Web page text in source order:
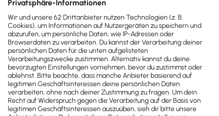
Einfache Bedienung ohne
Buchhaltungskenntnisse
Endlich Ordnung in Rechnungen,
Belegen & Banking
Zeit sparen mit Automatisierter
Buchhaltung
Mobil arbeiten per Web, App &
unterwegs